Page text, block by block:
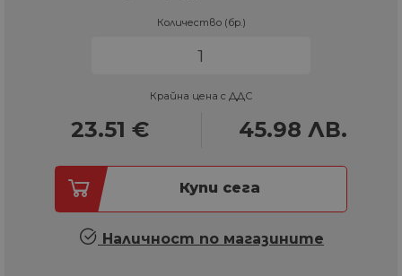
Количество (бр.)
Крайна цена с ДДС
23.51 € 45.98 ЛВ.
Купи сега
Наличност по магазините